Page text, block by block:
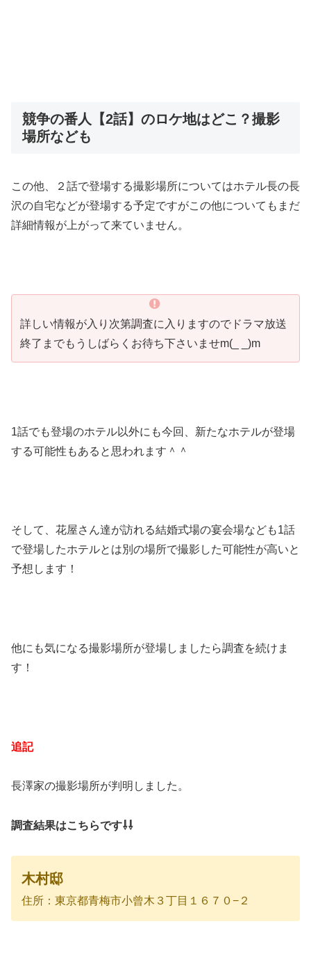
競争の番人【2話】のロケ地はどこ？撮影
場所なども
この他、２話で登場する撮影場所についてはホテル長の長
沢の自宅などが登場する予定ですがこの他についてもまだ
詳細情報が上がって来ていません。
詳しい情報が入り次第調査に入りますのでドラマ放送
終了までもうしばらくお待ち下さいませm(_ _)m
1話でも登場のホテル以外にも今回、新たなホテルが登場
する可能性もあると思われます＾＾
そして、花屋さん達が訪れる結婚式場の宴会場なども1話
で登場したホテルとは別の場所で撮影した可能性が高いと
予想します！
他にも気になる撮影場所が登場しましたら調査を続けま
す！
追記
長澤家の撮影場所が判明しました。
調査結果はこちらです⇩⇩
木村邸
住所：東京都青梅市小曾木３丁目１６７０−２